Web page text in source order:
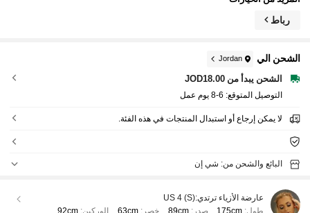
رباط
الشحن الي Jordan
الشحن يبدأ من JOD18.00
التوصيل المتوقع: 6-8 يوم عمل
لا يمكن إرجاع أو استبدال المنتجات في هذه الفئة.
البائع والشحن من: شي إن
عارضة الأزياء ترتدي:US 4 (S)
طول: 175cm صدر:89cm خصر: 63cm الوركين: 92cm